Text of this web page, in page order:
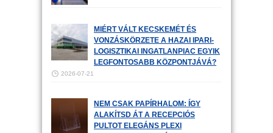
MIÉRT VÁLT KECSKEMÉT ÉS
VONZÁSKÖRZETE A HAZAI IPARI-
LOGISZTIKAI INGATLANPIAC EGYIK
LEGFONTOSABB KÖZPONTJÁVÁ?
2026-07-21
NEM CSAK PAPÍRHALOM: ÍGY
ALAKÍTSD ÁT A RECEPCIÓS
PULTOT ELEGÁNS PLEXI